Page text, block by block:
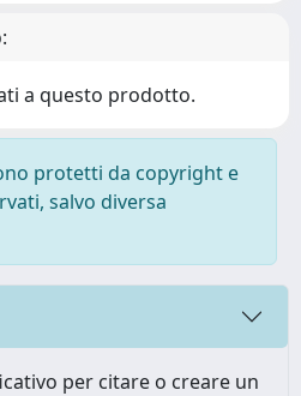
a questo prodotto.
protetti da copyright e
salvo diversa
per citare o creare un